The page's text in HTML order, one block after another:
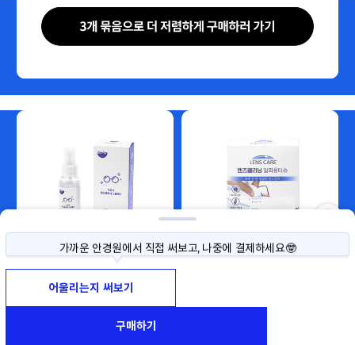
가까운 안경원에서 직접 써보고, 나중에 결제하세요🤓
사이즈나 색상이 고민된다면, 직접 써보고 구매하세요!
써보기 예약부터 반품까지 모두 무료예요😉
어울리는지 써보기
구매하기